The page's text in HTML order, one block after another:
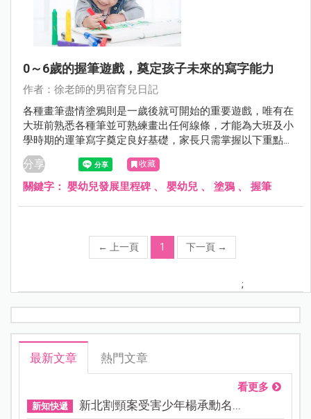
0～6歲的握筆遊戲，奠定孩子未來的寫字能力
作者：徐老師的男宿育兒日記
各種畫筆盡情塗鴉則是一歲後就可開始的重要遊戲，唯有在
大班前熟悉各種筆並可熟練畫出任何線條，才能為大班及小
學時期的運筆寫字奠定良好基礎，家長只需掌握以下重點就
可以囉！
分享 收藏
關鍵字： 嬰幼兒發展里程碑、 嬰幼兒 、 塗鴉 、 握筆
← 上一頁 1 下一頁 →
;
最新文章 熱門文章
看更多
新知快遞 新北割頸案受害少年楊承勳名...